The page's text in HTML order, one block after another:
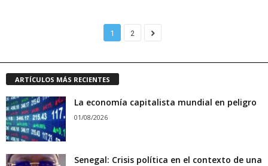
1 2
ARTÍCULOS MÁS RECIENTES
La economía capitalista mundial en peligro
01/08/2026
Senegal: Crisis política en el contexto de una